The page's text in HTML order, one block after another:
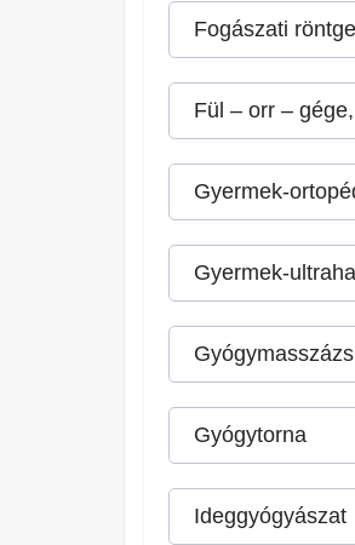
Fogászati
Fül – orr –
Gyermek-
Gyermek-
Gyógymasszázs
Gyógytorna
Ideggyógyászat